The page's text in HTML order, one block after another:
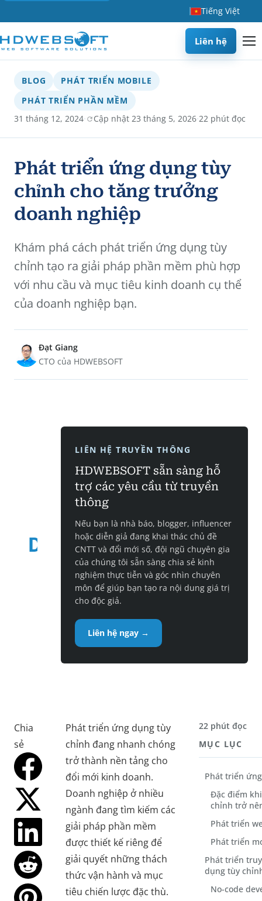
Tiếng Việt
Liên hệ
BLOG
PHÁT TRIỂN MOBILE
PHÁT TRIỂN PHẦN MỀM
31 tháng 12, 2024· Cập nhật 23 tháng 5, 2026·22 phút đọc
Phát triển ứng dụng tùy
chỉnh cho tăng trưởng
doanh nghiệp
Khám phá cách phát triển ứng dụng tùy
chỉnh tạo ra giải pháp phần mềm phù hợp
với nhu cầu và mục tiêu kinh doanh cụ thể
của doanh nghiệp bạn.
Đạt Giang
CTO của HDWEBSOFT
LIÊN HỆ TRUYỀN THÔNG
HDWEBSOFT sẵn sàng hỗ
trợ các yêu cầu từ truyền
thông
Nếu bạn là nhà báo, blogger, influencer
hoặc diễn giả đang khai thác chủ đề
CNTT và đổi mới số, đội ngũ chuyên gia
của chúng tôi sẵn sàng chia sẻ kinh
nghiệm thực tiễn và góc nhìn chuyên
môn để giúp bạn tạo ra nội dung giá trị
cho độc giả.
Liên hệ ngay →
Chia
sẻ
Phát triển ứng dụng tùy
chỉnh đang nhanh chóng
trở thành nền tảng cho
đổi mới kinh doanh.
Doanh nghiệp ở nhiều
ngành đang tìm kiếm các
giải pháp phần mềm
được thiết kế riêng để
giải quyết những thách
thức vận hành và mục
tiêu chiến lược đặc thù.
22 phút đọc
MỤC LỤC
Phát triển
Đặc điểm
chỉnh trở
Phát triển
Phát triển
Phát triển
dụng tùy
No-code